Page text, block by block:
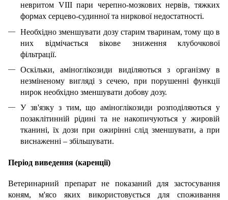
невритом VIII пари черепно-мозкових нервів, тяжких
формах серцево-судинної та ниркової недостатності.
Необхідно зменшувати дозу старим тваринам, тому що в
них відмічається вікове зниження клубочкової
фільтрації.
Оскільки, аміноглікозиди виділяються з організму в
незміненому вигляді з сечею, при порушенні функції
нирок необхідно зменшувати добову дозу.
У зв'язку з тим, що аміноглікозиди розподіляються у
позаклітинній рідині та не накопичуються у жировій
тканині, їх дози при ожирінні слід зменшувати, а при
виснаженні – збільшувати.
Період виведення (каренції)
Ветеринарний препарат не показаний для застосування
коням, м'ясо яких використовується для споживання